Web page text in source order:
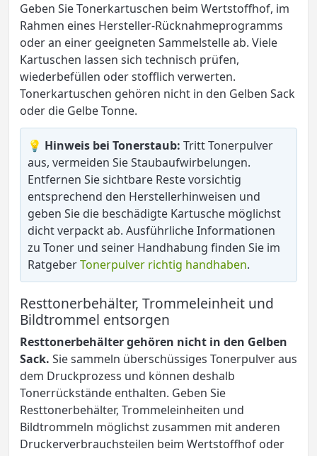
Geben Sie Tonerkartuschen beim Wertstoffhof, im
Rahmen eines Hersteller-Rücknahmeprogramms
oder an einer geeigneten Sammelstelle ab. Viele
Kartuschen lassen sich technisch prüfen,
wiederbefüllen oder stofflich verwerten.
Tonerkartuschen gehören nicht in den Gelben Sack
oder die Gelbe Tonne.
💡 Hinweis bei Tonerstaub: Tritt Tonerpulver
aus, vermeiden Sie Staubaufwirbelungen.
Entfernen Sie sichtbare Reste vorsichtig
entsprechend den Herstellerhinweisen und
geben Sie die beschädigte Kartusche möglichst
dicht verpackt ab. Ausführliche Informationen
zu Toner und seiner Handhabung finden Sie im
RatgeberTonerpulver richtig handhaben.
Resttonerbehälter, Trommeleinheit und
Bildtrommel entsorgen
Resttonerbehälter gehören nicht in den Gelben
Sack. Sie sammeln überschüssiges Tonerpulver aus
dem Druckprozess und können deshalb
Tonerrückstände enthalten. Geben Sie
Resttonerbehälter, Trommeleinheiten und
Bildtrommeln möglichst zusammen mit anderen
Druckerverbrauchsteilen beim Wertstoffhof oder